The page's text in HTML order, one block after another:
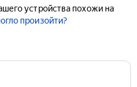
устройства похожи на
произойти?